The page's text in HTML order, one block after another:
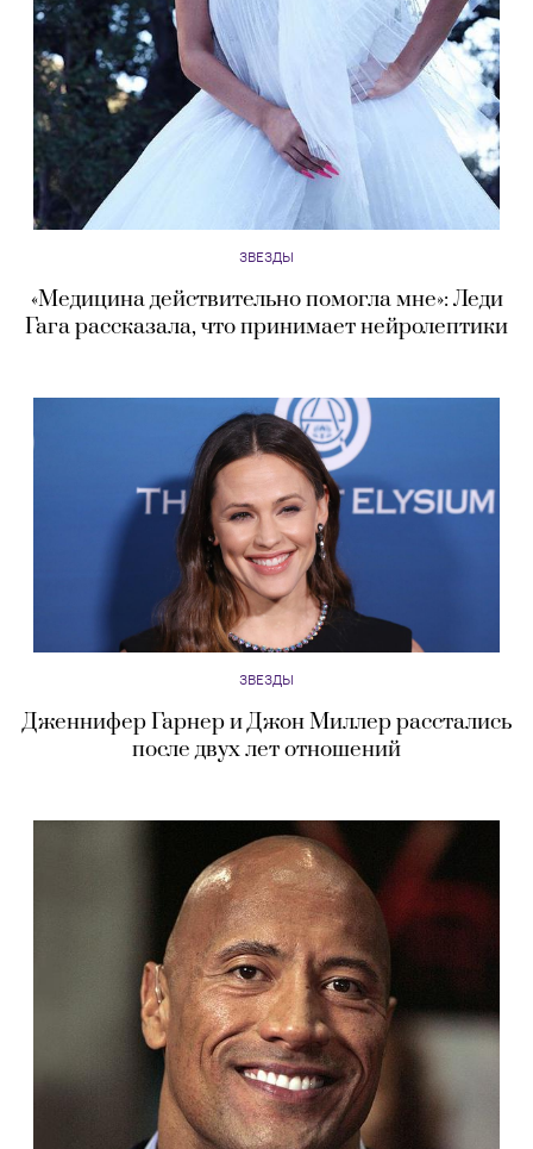
ЗВЕЗДЫ
«Медицина действительно помогла мне»: Леди
Гага рассказала, что принимает нейролептики
ЗВЕЗДЫ
Дженнифер Гарнер и Джон Миллер расстались
после двух лет отношений